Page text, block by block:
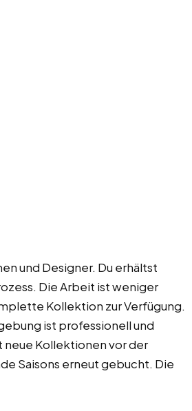
und Designer. Du erhältst
Die Arbeit ist weniger
Kollektion zur Verfügung.
ist professionell und
neue Kollektionen vor der
Saisons erneut gebucht. Die